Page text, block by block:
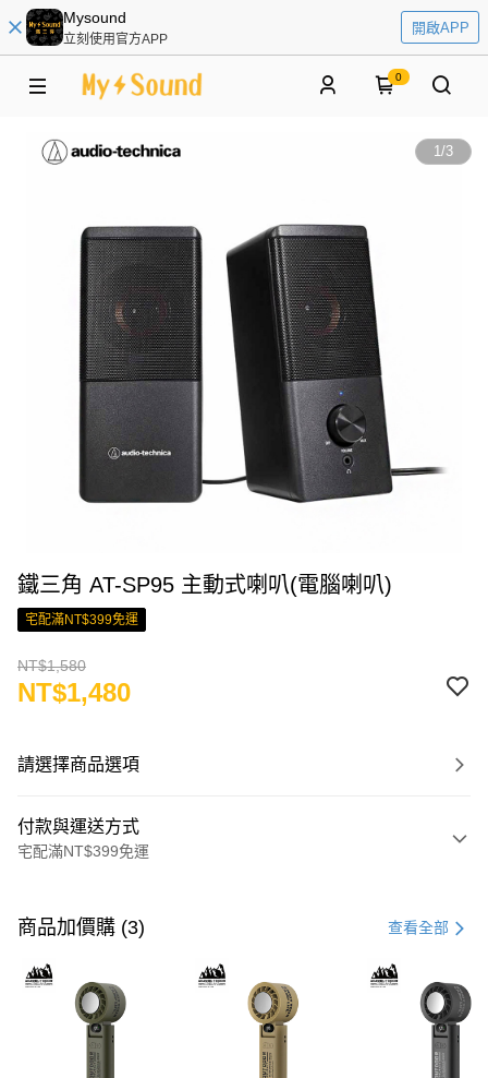
Mysound
立刻使用官方APP
開啟APP
0
1/3
鐵三角 AT-SP95 主動式喇叭(電腦喇叭)
宅配滿NT$399免運
NT$1,580
NT$1,480
請選擇商品選項
付款與運送方式
宅配滿NT$399免運
信用卡一次付款
LINE Pay
Apple Pay
商品加價購 (3) 查看全部